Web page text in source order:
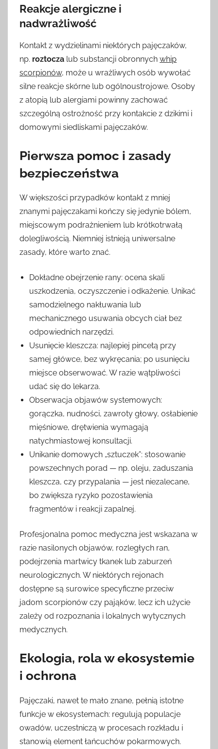
Reakcje alergiczne i
nadwrażliwość
Kontakt z wydzielinami niektórych pajęczaków,
np. roztocza lub substancji obronnych whip
scorpionów, może u wrażliwych osób wywołać
silne reakcje skórne lub ogólnoustrojowe. Osoby
z atopią lub alergiami powinny zachować
szczególną ostrożność przy kontakcie z dzikimi i
domowymi siedliskami pajęczaków.
Pierwsza pomoc i zasady
bezpieczeństwa
W większości przypadków kontakt z mniej
znanymi pajęczakami kończy się jedynie bólem,
miejscowym podrażnieniem lub krótkotrwałą
dolegliwością. Niemniej istnieją uniwersalne
zasady, które warto znać.
Dokładne obejrzenie rany: ocena skali
uszkodzenia, oczyszczenie i odkażenie. Unikać
samodzielnego nakłuwania lub
mechanicznego usuwania obcych ciał bez
odpowiednich narzędzi.
Usunięcie kleszcza: najlepiej pincetą przy
samej główce, bez wykręcania; po usunięciu
miejsce obserwować. W razie wątpliwości
udać się do lekarza.
Obserwacja objawów systemowych:
gorączka, nudności, zawroty głowy, osłabienie
mięśniowe, drętwienia wymagają
natychmiastowej konsultacji.
Unikanie domowych „sztuczek”: stosowanie
powszechnych porad — np. oleju, zaduszania
kleszcza, czy przypalania — jest niezalecane,
bo zwiększa ryzyko pozostawienia
fragmentów i reakcji zapalnej.
Profesjonalna pomoc medyczna jest wskazana w
razie nasilonych objawów, rozległych ran,
podejrzenia martwicy tkanek lub zaburzeń
neurologicznych. W niektórych rejonach
dostępne są surowice specyficzne przeciw
jadom scorpionów czy pająków, lecz ich użycie
zależy od rozpoznania i lokalnych wytycznych
medycznych.
Ekologia, rola w ekosystemie
i ochrona
Pajęczaki, nawet te mało znane, pełnią istotne
funkcje w ekosystemach: regulują populacje
owadów, uczestniczą w procesach rozkładu i
stanowią element łańcuchów pokarmowych.